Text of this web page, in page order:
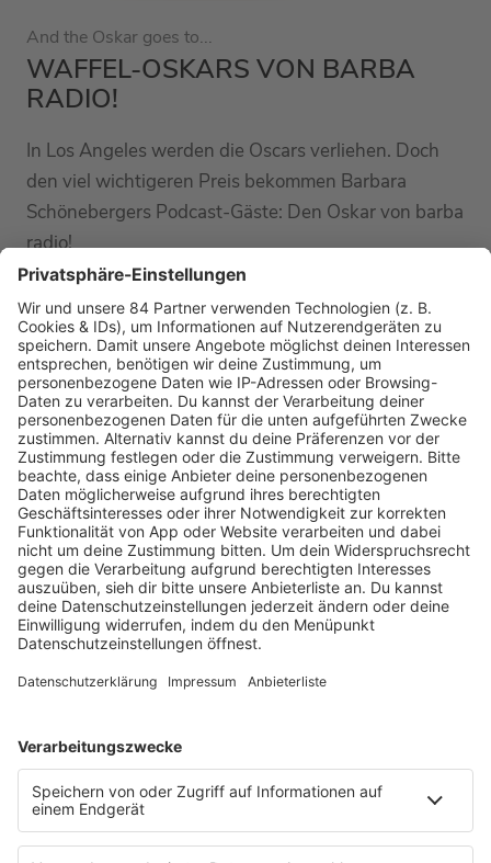
And the Oskar goes to...
WAFFEL-OSKARS VON BARBA
RADIO!
In Los Angeles werden die Oscars verliehen. Doch
den viel wichtigeren Preis bekommen Barbara
Schönebergers Podcast-Gäste: Den Oskar von barba
radio!
MEHR LESEN
HOME
RADIOS
barba radio
Lagerfeuer
Füße hoch
Schmusekatze
Song Contest
Mädelsabend
Ich hasse Sport
Sonntag Morgen
Strandbar
Putzfimmel
Deutschpop